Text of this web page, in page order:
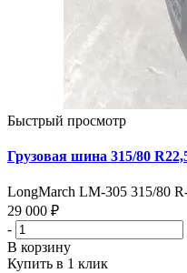
Быстрый просмотр
Грузовая шина 315/80
LongMarch LM-305 315/80
29 000 ₽
-
В корзину
Купить в 1 клик